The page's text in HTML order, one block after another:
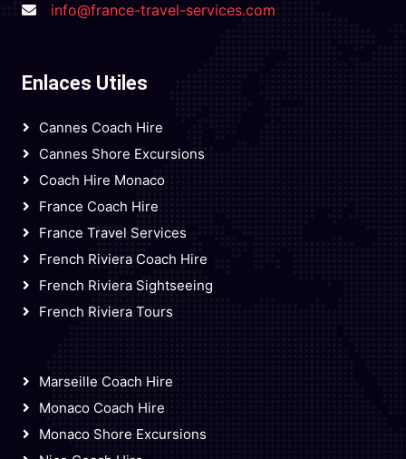
info@france-travel-services.com
Enlaces Utiles
Cannes Coach Hire
Cannes Shore Excursions
Coach Hire Monaco
France Coach Hire
France Travel Services
French Riviera Coach Hire
French Riviera Sightseeing
French Riviera Tours
Marseille Coach Hire
Monaco Coach Hire
Monaco Shore Excursions